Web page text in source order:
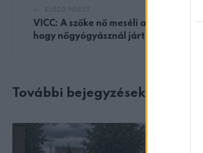
VICC: A szőke nő meséli az anyjának
hogy nőgyógyásznál járt
További bejegyzések